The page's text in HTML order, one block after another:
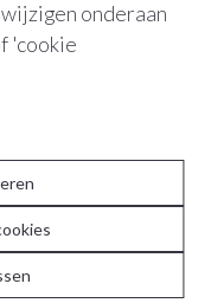
onderaan
'cookie